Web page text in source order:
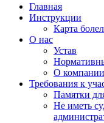
Главная
Инструкции
Карта
О нас
Устав
О компании
Требования к
Памятки
Не иметь